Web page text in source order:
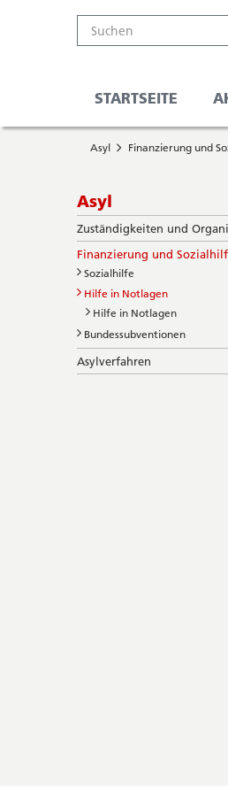
Kanton
Solothurn
Suche
Online-
Schalter
Suche
Hauptnavigation
STARTSEITE
Service-
Navigation
Sie
befinden
Asyl Finanzierung und
Subnavigation
Asyl
Zuständigkeiten und
Finanzierung und
Sozialhilfe
Hilfe in Notlagen
Hilfe in Notlagen
Bundessubventionen
Asylverfahren